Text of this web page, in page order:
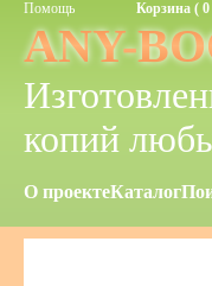
Помощь Корзина ( 0
ANY-
копий
О проектеКаталог